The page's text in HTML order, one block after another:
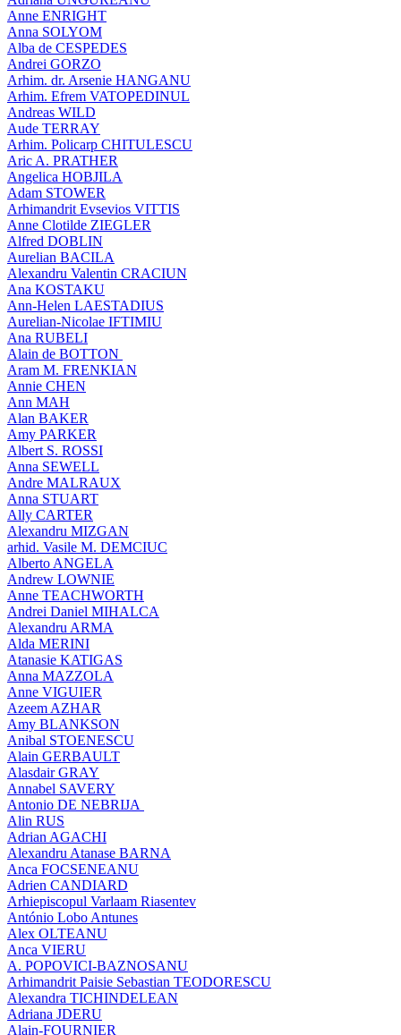
Anne ENRIGHT
Anna SOLYOM
Alba de CESPEDES
Andrei GORZO
Arhim. dr. Arsenie HANGANU
Arhim. Efrem VATOPEDINUL
Andreas WILD
Aude TERRAY
Arhim. Policarp CHITULESCU
Aric A. PRATHER
Angelica HOBJILA
Adam STOWER
Arhimandrit Evsevios VITTIS
Anne Clotilde ZIEGLER
Alfred DOBLIN
Aurelian BACILA
Alexandru Valentin CRACIUN
Ana KOSTAKU
Ann-Helen LAESTADIUS
Aurelian-Nicolae IFTIMIU
Ana RUBELI
Alain de BOTTON
Aram Μ. FRENKIAN
Annie CHEN
Ann MAH
Alan BAKER
Amy PARKER
Albert S. ROSSI
Anna SEWELL
Andre MALRAUX
Anna STUART
Ally CARTER
Alexandru MIZGAN
arhid. Vasile M. DEMCIUC
Alberto ANGELA
Andrew LOWNIE
Anne TEACHWORTH
Andrei Daniel MIHALCA
Alexandru ARMA
Alda MERINI
Atanasie KATIGAS
Anna MAZZOLA
Anne VIGUIER
Azeem AZHAR
Amy BLANKSON
Anibal STOENESCU
Alain GERBAULT
Alasdair GRAY
Annabel SAVERY
Antonio DE NEBRIJA
Alin RUS
Adrian AGACHI
Alexandru Atanase BARNA
Anca FOCSENEANU
Adrien CANDIARD
Arhiepiscopul Varlaam Riasentev
António Lobo Antunes
Alex OLTEANU
Anca VIERU
A. POPOVICI-BAZNOSANU
Arhimandrit Paisie Sebastian TEODORESCU
Alexandra TICHINDELEAN
Adriana JDERU
Alain-FOURNIER